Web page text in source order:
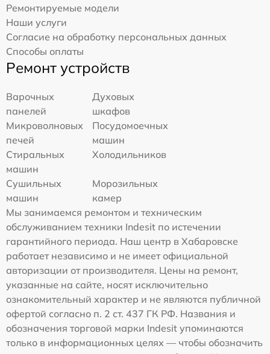
Ремонтируемые модели
Наши услуги
Согласие на обработку персональных данных
Способы оплаты
Ремонт устройств
Варочных
панелей
Духовых
шкафов
Микроволновых
печей
Посудомоечных
машин
Стиральных
машин
Холодильников
Сушильных
машин
Морозильных
камер
Мы занимаемся ремонтом и техническим
обслуживанием техники Indesit по истечении
гарантийного периода. Наш центр в Хабаровске
работает независимо и не имеет официальной
авторизации от производителя. Цены на ремонт,
указанные на сайте, носят исключительно
ознакомительный характер и не являются публичной
офертой согласно п. 2 ст. 437 ГК РФ. Названия и
обозначения торговой марки Indesit упоминаются
только в информационных целях — чтобы обозначить